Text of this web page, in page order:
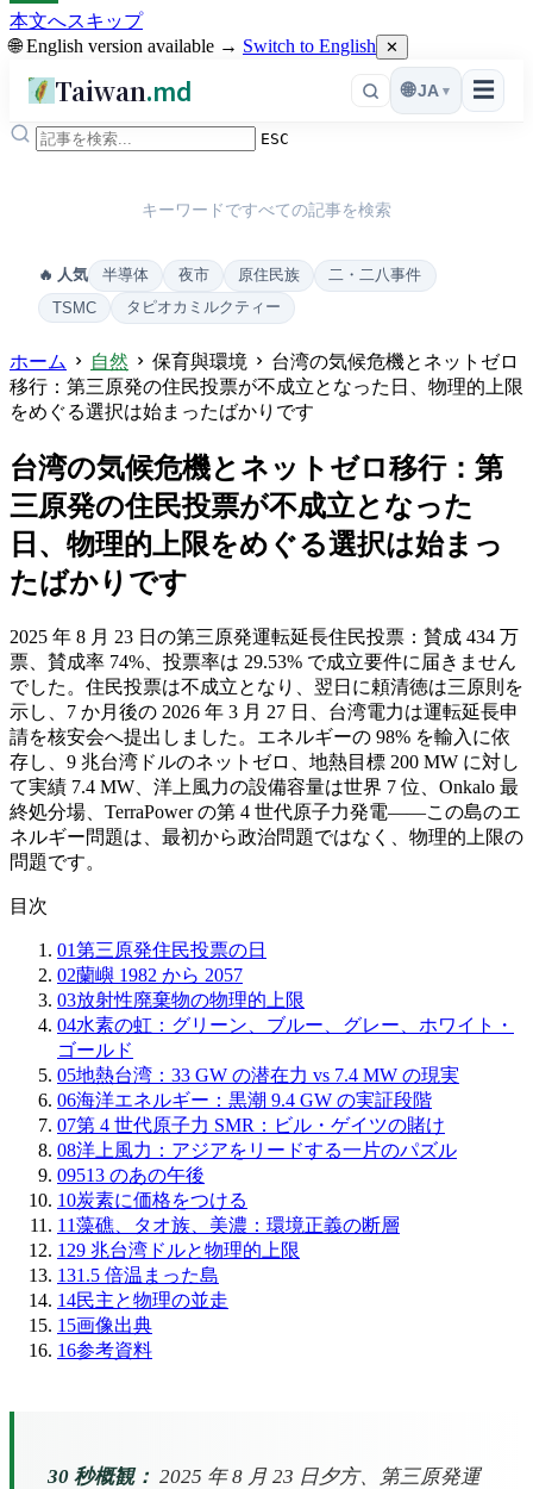
本文へスキップ
🌐 English version available → Switch to English ✕
Taiwan.md ☰
🌐 JA ▾
ESC
キーワードですべての記事を検索
🔥 人気 半導体 夜市 原住民族
二・二八事件
TSMC
タピオカミルクティー
ホーム 自然 保育與環境
台湾の気候危機とネットゼロ
移行：第三原発の住民投票が不成立となった日、物理的上限
をめぐる選択は始まったばかりです
台湾の気候危機とネットゼロ移行：第
三原発の住民投票が不成立となった
日、物理的上限をめぐる選択は始まっ
たばかりです
2025 年 8 月 23 日の第三原発運転延長住民投票：賛成 434 万
票、賛成率 74%、投票率は 29.53% で成立要件に届きません
でした。住民投票は不成立となり、翌日に頼清徳は三原則を
示し、7 か月後の 2026 年 3 月 27 日、台湾電力は運転延長申
請を核安会へ提出しました。エネルギーの 98% を輸入に依
存し、9 兆台湾ドルのネットゼロ、地熱目標 200 MW に対し
て実績 7.4 MW、洋上風力の設備容量は世界 7 位、Onkalo 最
終処分場、TerraPower の第 4 世代原子力発電――この島のエ
ネルギー問題は、最初から政治問題ではなく、物理的上限の
問題です。
目次
01第三原発住民投票の日
02蘭嶼 1982 から 2057
03放射性廃棄物の物理的上限
04水素の虹：グリーン、ブルー、グレー、ホワイト・
ゴールド
05地熱台湾：33 GW の潜在力 vs 7.4 MW の現実
06海洋エネルギー：黒潮 9.4 GW の実証段階
07第 4 世代原子力 SMR：ビル・ゲイツの賭け
08洋上風力：アジアをリードする一片のパズル
09513 のあの午後
10炭素に価格をつける
11藻礁、タオ族、美濃：環境正義の断層
129 兆台湾ドルと物理的上限
131.5 倍温まった島
14民主と物理の並走
15画像出典
16参考資料
30 秒概観： 2025 年 8 月 23 日夕方、第三原発運